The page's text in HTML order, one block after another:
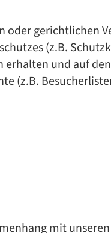
oder ge­richt­li­chen
(z.B.
er­hal­ten und auf
(z.B.
mit unseren